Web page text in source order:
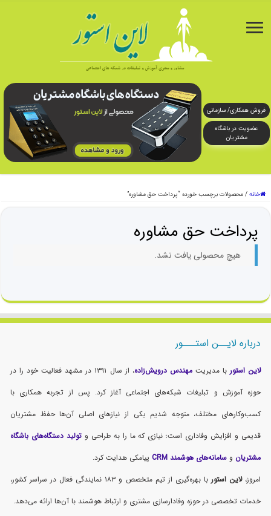
فروش همکاری/ سازمانی
عضویت در باشگاه
مشتریان
خانه / محصولات برچسب خورده “پرداخت حق مشاوره”
پرداخت حق مشاوره
هیچ محصولی یافت نشد.
درباره لایــن استـــور
لاین استور با مدیریتمهندس درویش‌زاده
، از سال ۱۳۹۱ در مشهد فعالیت خود را در
حوزه آموزش و تبلیغات شبکه‌های اجتماعی آغاز کرد. پس از تجربه همکاری با
کسب‌وکارهای مختلف، متوجه شدیم یکی از نیازهای اصلی آن‌ها حفظ مشتریان
قدیمی و افزایش وفاداری است؛ نیازی که ما را به طراحی وتولید دستگاه‌های باشگاه
مشتریان وسامانه‌های هوشمند CRM
پیامکی هدایت کرد.
امروز،لاین استور
با بهره‌گیری از تیم متخصص و ۱۸۳ نمایندگی فعال در سراسر کشور،
خدمات تخصصی در حوزه وفادارسازی مشتری و ارتباط هوشمند با آن‌ها ارائه می‌دهد.